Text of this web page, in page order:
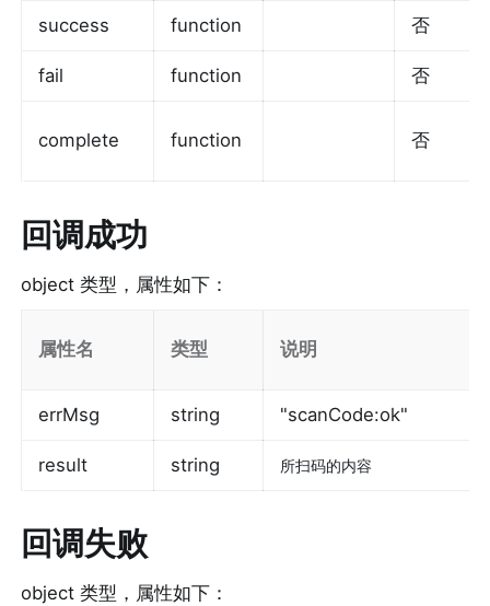
success function 否
fail function 否
complete function 否
回调成功
object 类型，属性如下：
属性名 类型 说明
errMsg string "scanCode:ok"
result string 所扫码的内容
回调失败
object 类型，属性如下：